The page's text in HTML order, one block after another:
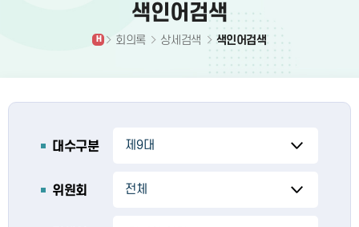
색인어검색
H 회의록 상세검색 색인어검색
대수구분
위원회